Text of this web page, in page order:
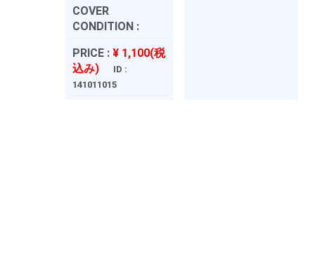
COVER
CONDITION :
PRICE : ¥ 1,100(税
込み)
ID :
141011015